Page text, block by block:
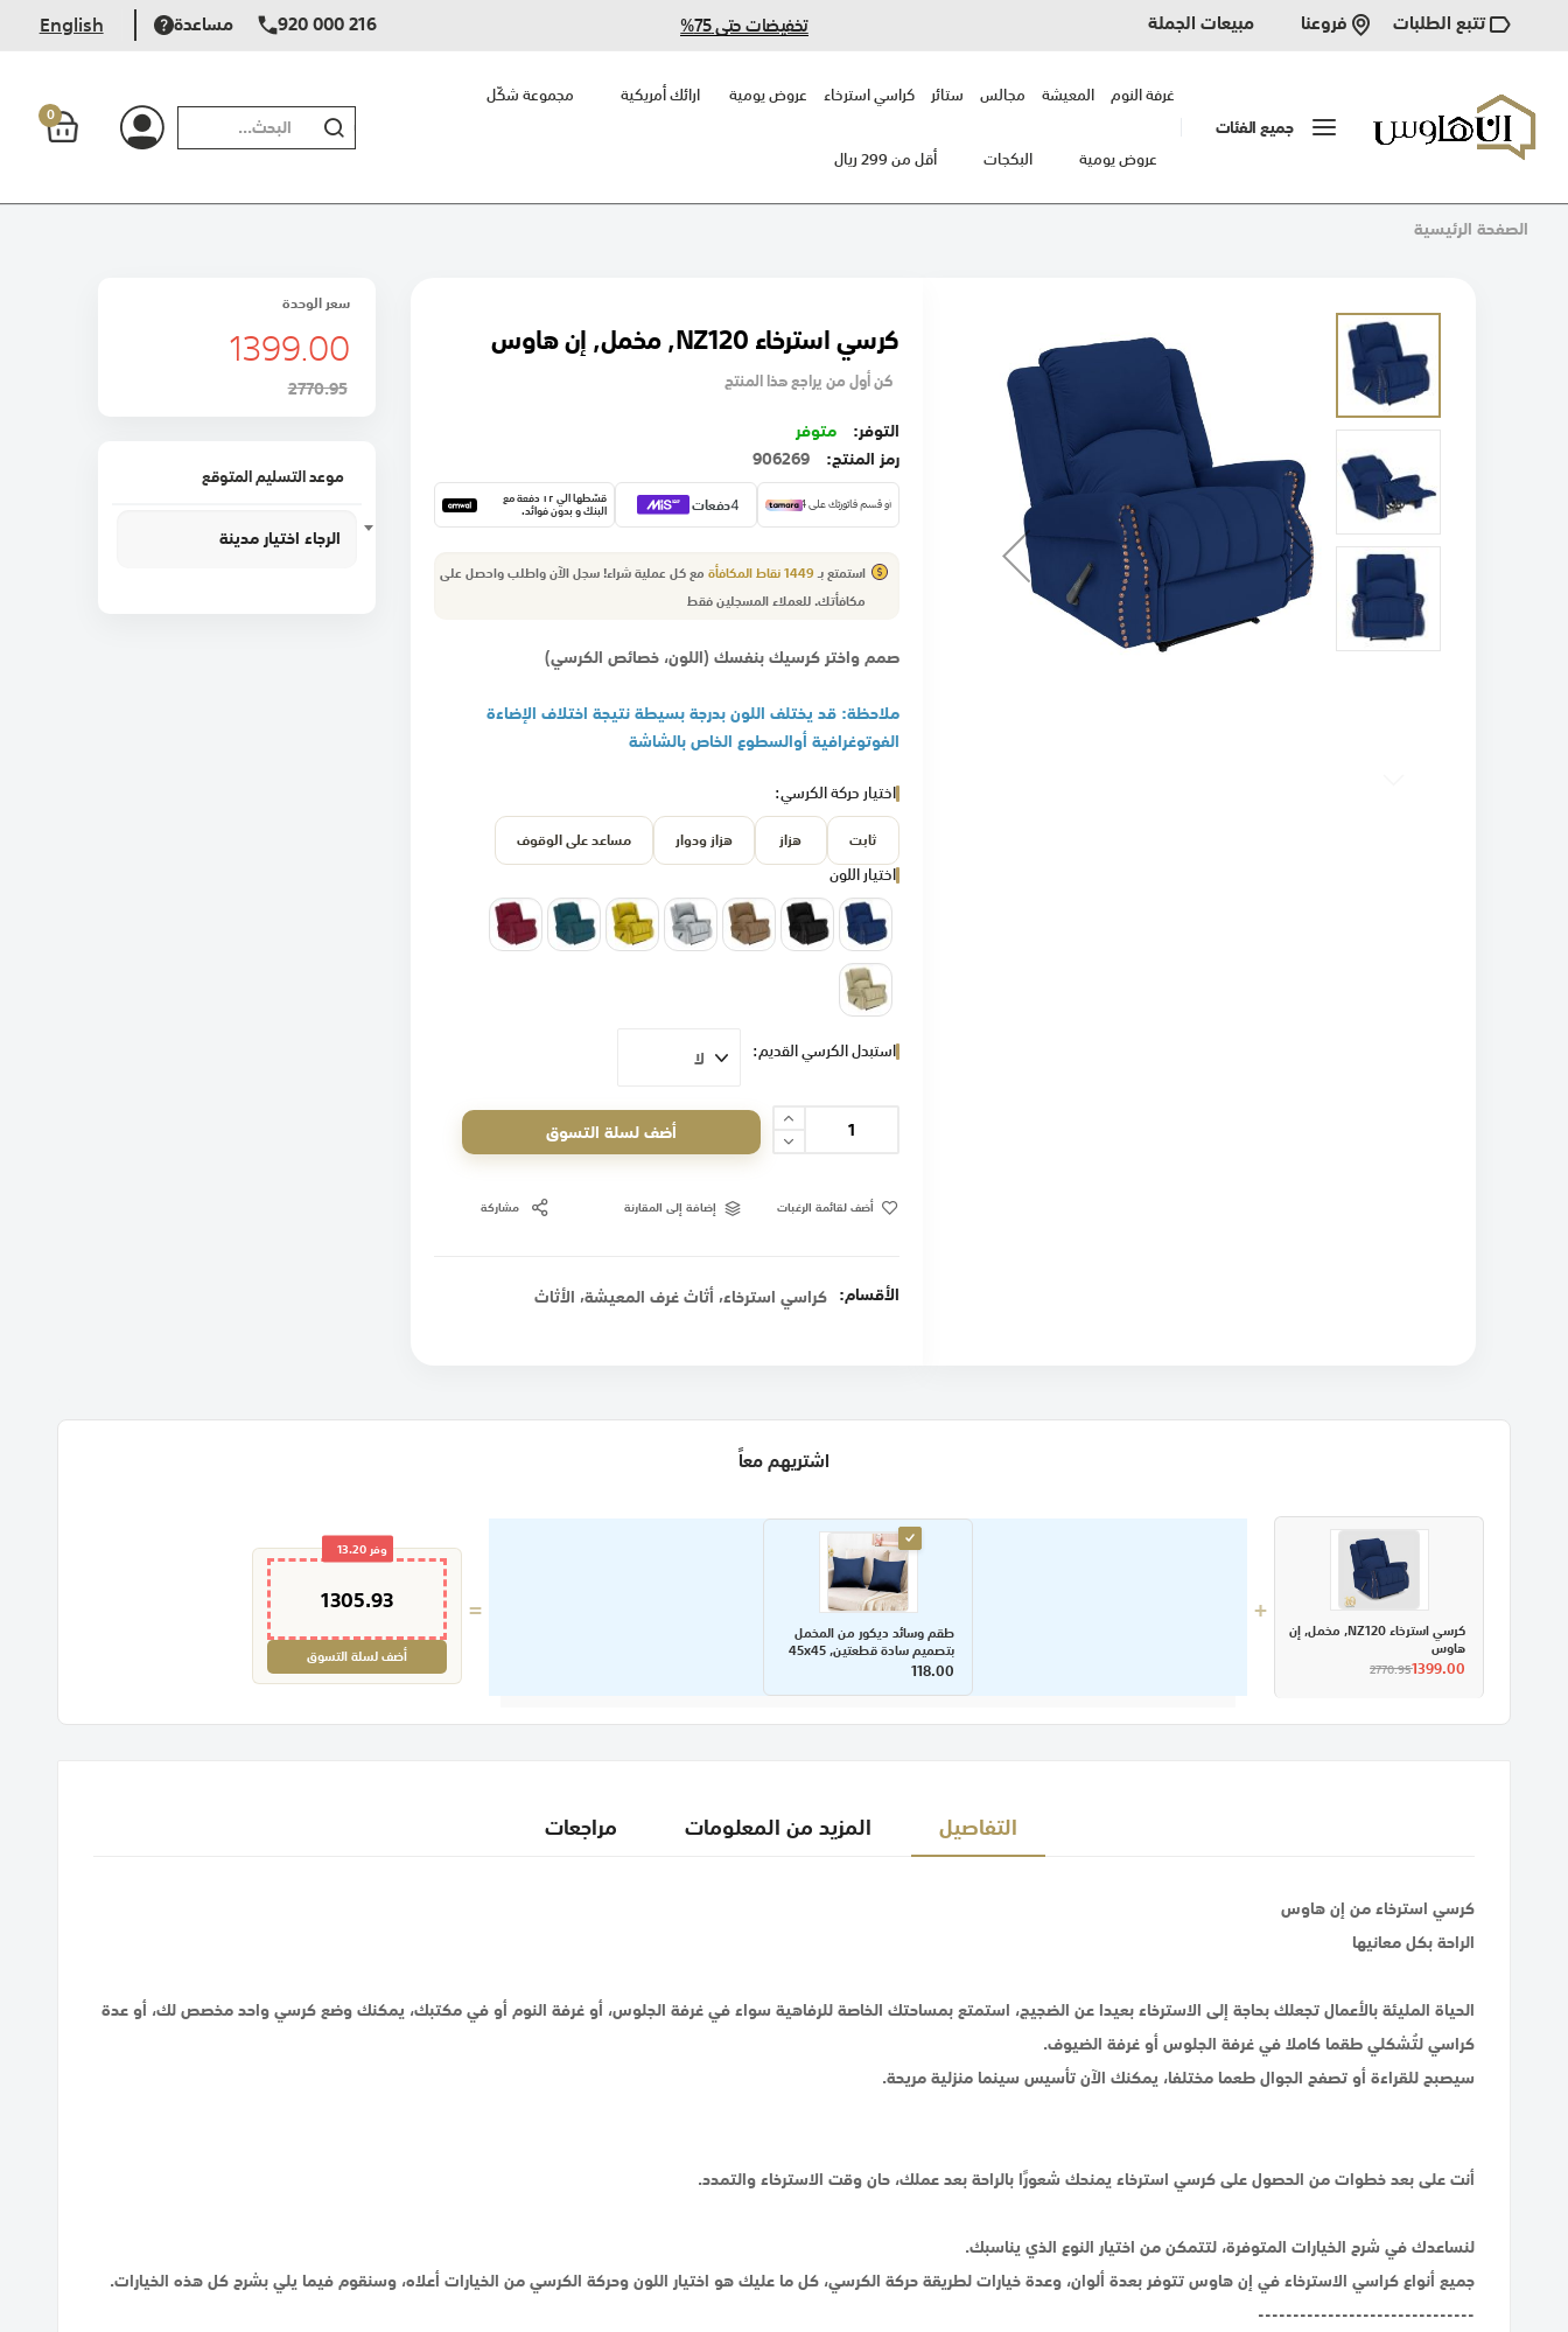
تتبع الطلبات فروعنا مبيعات الجملة تخفيضات حتى 75% مساعدة 920 000 216
English
جميع الفئات
غرفة النوم المعيشة مجالس ستائر كراسي استرخاء عروض يومية ارائك أمريكية مجموعة شكّل
عروض يومية البكجات أقل من 299 ريال
بحث
0
الصفحة الرئيسية
انتقل
إلى
النهاية
معرض
الصور
كرسي استرخاء NZ120, مخمل, إن هاوس
كن أول من يراجع هذا المنتج
متوفر
رمز المنتج
906269
قسّطها الي ١٢ دفعة معالبنك و بدون فوائد.
استمتع بـ1449نقاط المكافأةمع كل عملية شراء! سجل الآن واطلب واحصل على
مكافأتك.للعملاءالمسجلين فقط
صمم واختر كرسيك بنفسك (اللون، خصائص الكرسي)
ملاحظة: قد يختلف اللون بدرجة بسيطة نتيجة اختلاف الإضاءة
الفوتوغرافية أوالسطوع الخاص بالشاشة
اختيار حركة الكرسي
ثابت هزاز هزاز ودوار مساعد على الوقوف
اختيار اللون
استبدل الكرسي القديم
أضف لسلة التسوق
أضف لقائمة الرغبات إضافة إلى المقارنة مشاركة
الأقسام: كراسي استرخاء,أثاث غرف المعيشة,الأثاث
سعر الوحدة
1399.00
2770.95
موعد التسليم المتوقع
الرجاء اختيار مدينة
اشتريهم معاً
كرسي استرخاء NZ120, مخمل, إن
هاوس
1399.00
2770.95
+
طقم وسائد ديكور من المخمل
بتصميم سادة قطعتين, 45x45
سم
118.00
=
وفر13.20
1305.93
أضف لسلة التسوق
التفاصيل
كرسي استرخاء من إن هاوس
الراحة بكل معانيها
الحياة المليئة بالأعمال تجعلك بحاجة إلى الاسترخاء بعيدا عن الضجيج، استمتع بمساحتك الخاصة للرفاهية سواء في غرفة الجلوس، أو غرفة النوم أو في مكتبك، يمكنك وضع كرسي واحد مخصص لك، أو عدة
كراسي لتُشكلي طقما كاملا في غرفة الجلوس أو غرفة الضيوف.
سيصبح للقراءة أو تصفح الجوال طعما مختلفا، يمكنك الآن تأسيس سينما منزلية مريحة.
أنت على بعد خطوات من الحصول على كرسي استرخاء يمنحك شعورًا بالراحة بعد عملك، حان وقت الاسترخاء والتمدد.
لنساعدك في شرح الخيارات المتوفرة، لتتمكن من اختيار النوع الذي يناسبك.
جميع أنواع كراسي الاسترخاء في إن هاوس تتوفر بعدة ألوان، وعدة خيارات لطريقة حركة الكرسي، كل ما عليك هو اختيار اللون وحركة الكرسي من الخيارات أعلاه، وسنقوم فيما يلي بشرح كل هذه الخيارات.
-------------------------------
المزيد من المعلومات مراجعات